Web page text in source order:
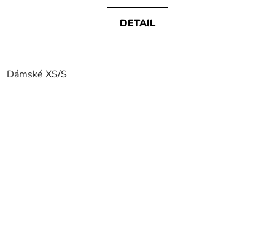
DETAIL
Dámské XS/S